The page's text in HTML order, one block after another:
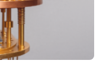
hochpräzise…